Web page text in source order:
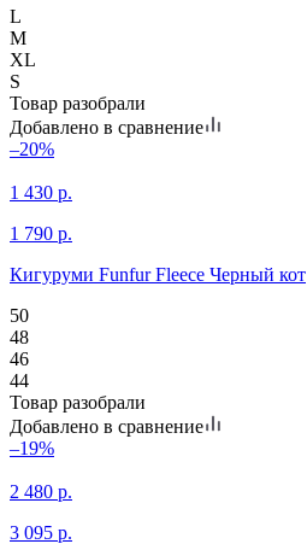
L
M
XL
S
Товар разобрали
Добавлено в сравнение
–20%
1 430 р.
1 790 р.
Кигуруми Funfur Fleece Черный кот
50
48
46
44
Товар разобрали
Добавлено в сравнение
–19%
2 480 р.
3 095 р.